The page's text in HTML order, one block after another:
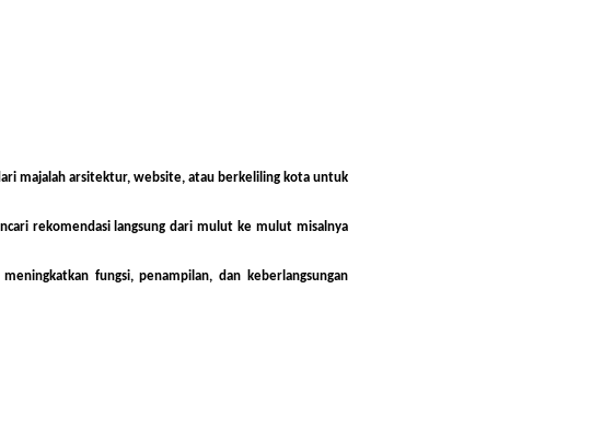
majalah arsitektur, website, atau berkeliling kota untuk
rekomendasi langsung dari mulut ke mulut misalnya
fungsi, penampilan, dan keberlangsungan